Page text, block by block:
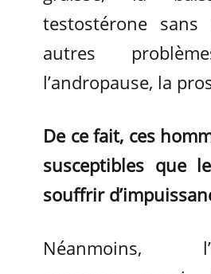
testostérone sans
autres
l’andropause, la
De ce fait, ces
susceptibles que
souffrir
Néanmoins,